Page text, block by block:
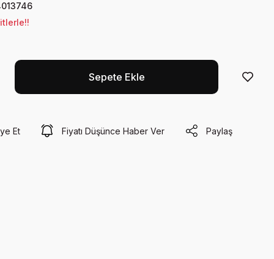
Sepete Ekle
Et Fiyatı Düşünce Haber Ver Paylaş